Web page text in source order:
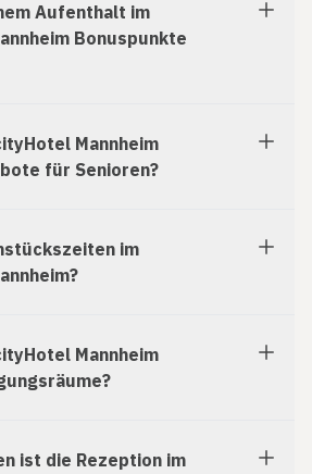
Aufenthalt im
Bonuspunkte
Mannheim
für Senioren?
im
Mannheim
ist die Rezeption im